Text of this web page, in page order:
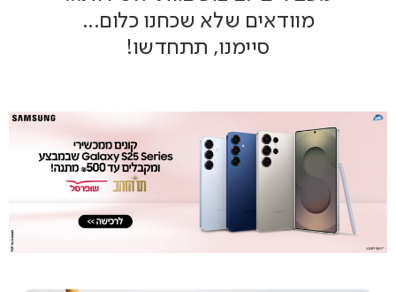
מוודאים שלא שכחנו כלום...
סיימנו, תתחדשו!